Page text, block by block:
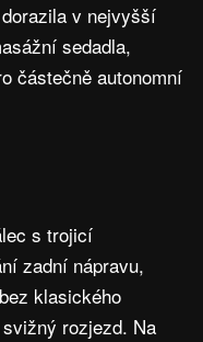
v nejvyšší
sedadla,
částečně autonomní
s trojicí
zadní nápravu,
klasického
rozjezd. Na